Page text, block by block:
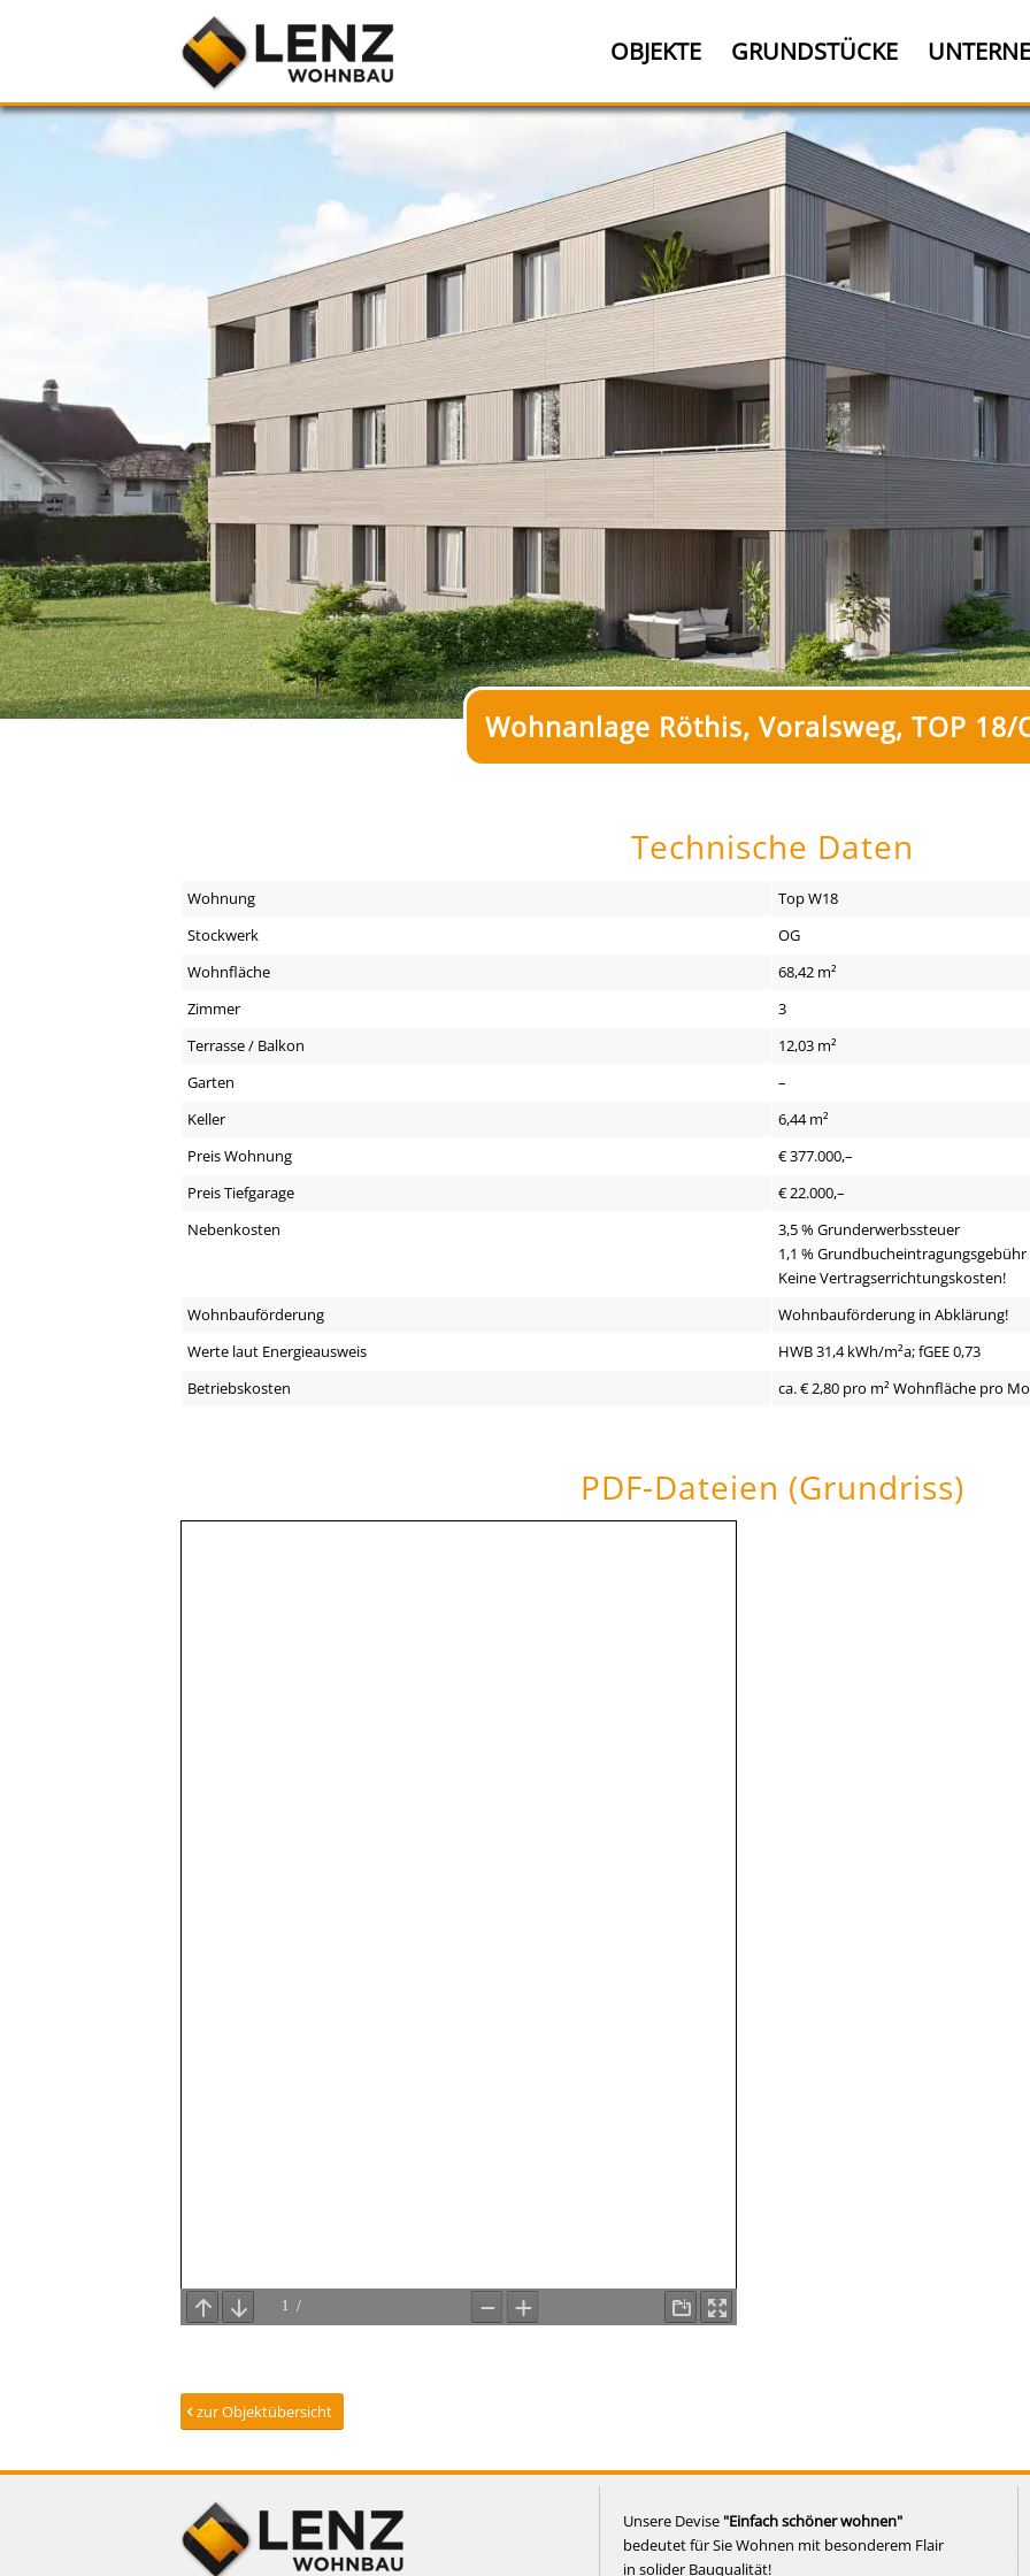
OBJEKTE GRUNDSTÜCKE
Wohnanlage Röthis, Voralsweg, TOP 18/
Technische Daten
Wohnung
Top W18
Stockwerk
OG
Wohnfläche
68,42 m²
Zimmer
3
Terrasse / Balkon
12,03 m²
Garten
–
Keller
6,44 m²
Preis Wohnung
€ 377.000,–
Preis Tiefgarage
€ 22.000,–
Nebenkosten
3,5 % Grunderwerbssteuer
1,1 % Grundbucheintragungsgebühr
Keine Vertragserrichtungskosten!
Wohnbauförderung
Wohnbauförderung in Abklärung!
Werte laut Energieausweis
HWB 31,4 kWh/m²a; fGEE 0,73
Betriebskosten
ca. € 2,80 pro m² Wohnfläche pro
PDF-Dateien (Grundriss)
zur Objektübersicht
Unsere Devise "Einfach schöner wohnen"
bedeutet für Sie Wohnen mit besonderem Flair
in solider Bauqualität!